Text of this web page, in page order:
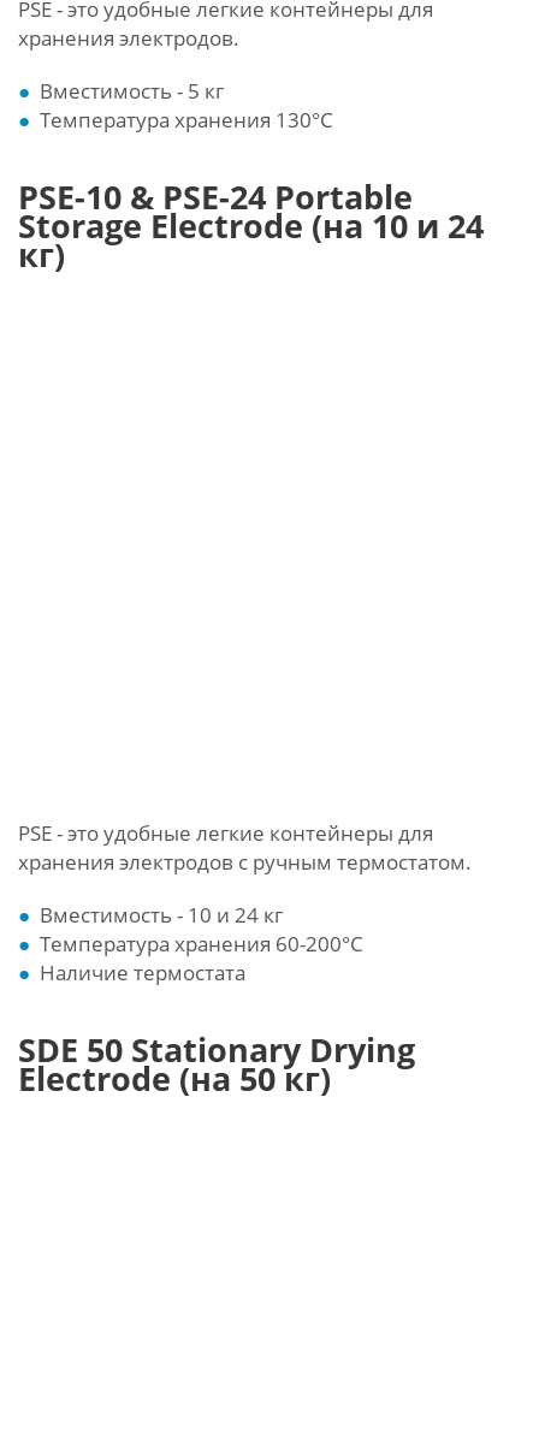
PSE - это удобные легкие контейнеры для
хранения электродов.
Вместимость - 5 кг
Температура хранения 130°С
PSE-10 & PSE-24 Portable
Storage Electrode (на 10 и 24
кг)
PSE - это удобные легкие контейнеры для
хранения электродов с ручным термостатом.
Вместимость - 10 и 24 кг
Температура хранения 60-200°С
Наличие термостата
SDE 50 Stationary Drying
Electrode (на 50 кг)